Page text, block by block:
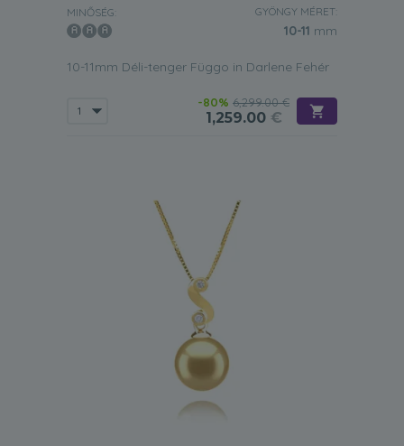
MINŐSÉG: GYÖNGY MÉRET:
10-11 mm
10-11mm Déli-tenger Függo in Darlene Fehér
-80% 6,299.00 €
1,259.00 €